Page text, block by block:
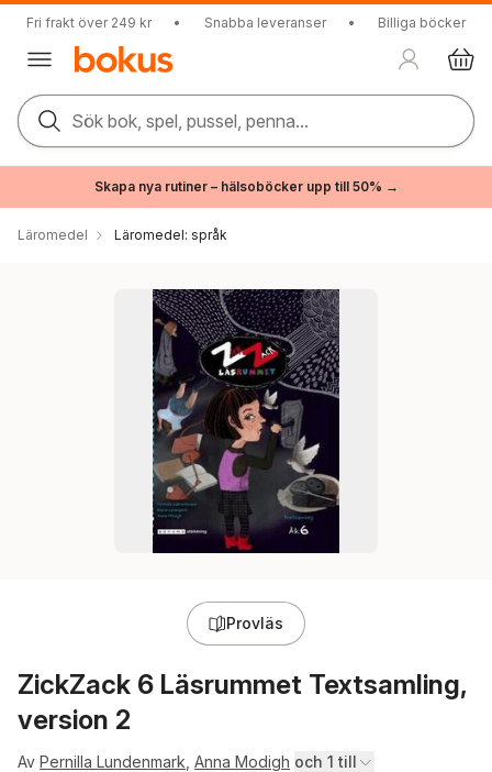
Fri frakt över 249 kr • Snabba leveranser • Billiga böcker
Sök bok, spel, pussel, penna...
Skapa nya rutiner – hälsoböcker upp till 50% →
Läromedel Läromedel: språk
Provläs
ZickZack 6 Läsrummet Textsamling,
version 2
Av Pernilla Lundenmark Anna Modigh och 1 till